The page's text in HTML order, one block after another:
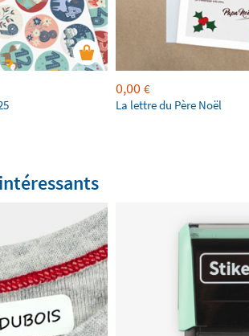
0,00 €
La lettre du Père Noël